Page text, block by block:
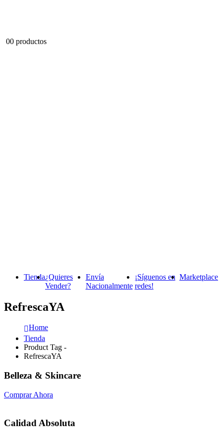
00 productos
Tienda¿Quieres
Vender?
Envía
Nacionalmente
¡Síguenos en
redes!
Marketplace
RefrescaYA
Home
Tienda
Product Tag -
RefrescaYA
Belleza & Skincare
Comprar Ahora
Calidad Absoluta